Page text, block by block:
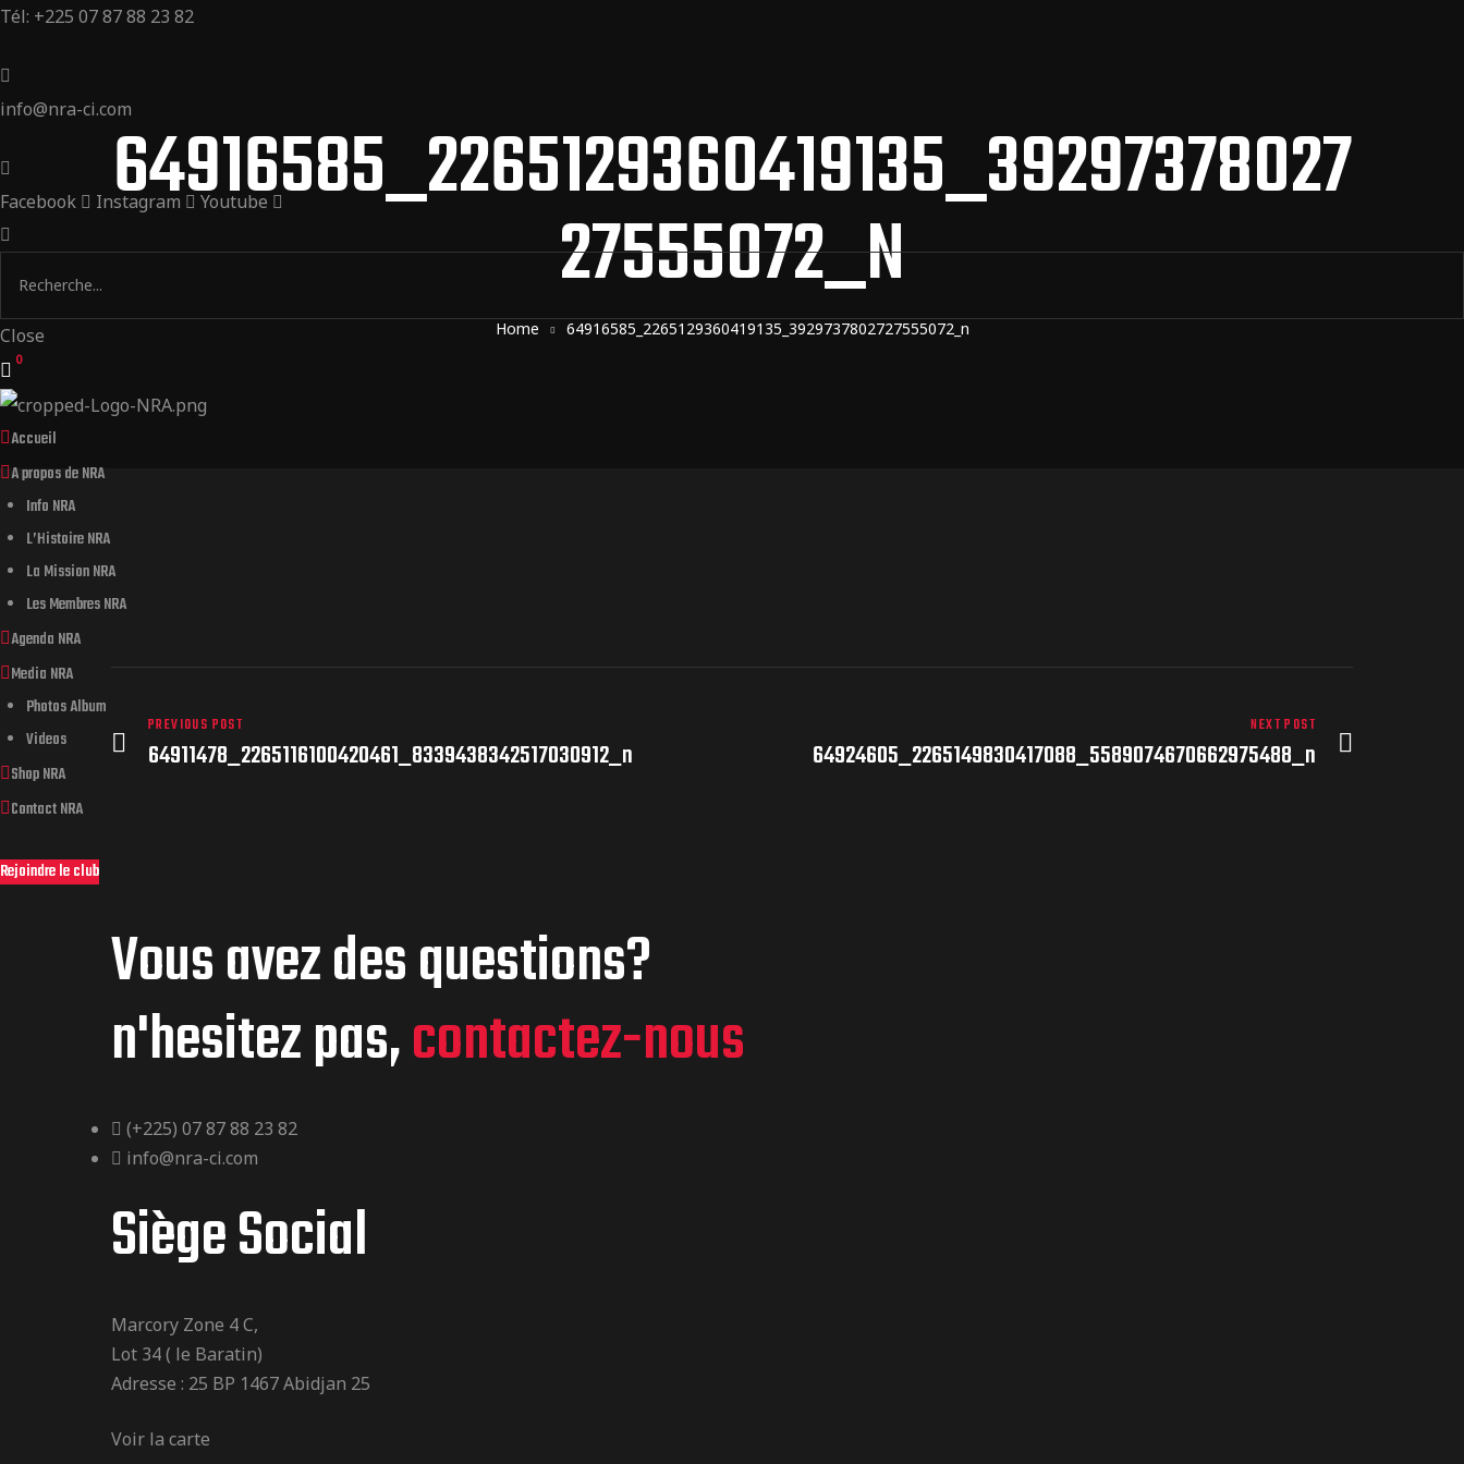
Tél: +225 07 87 88 23 82
info@nra-ci.com
Facebook Instagram Youtube
Close
0
Accueil
A propos de NRA
Info NRA
L’Histoire NRA
La Mission NRA
Les Membres NRA
Agenda NRA
Media NRA
Photos Album
Videos
Shop NRA
Contact NRA
Rejoindre le club
64916585_2265129360419135_39297378027
27555072_N
Home 64916585_2265129360419135_3929737802727555072_n
PREVIOUS POST
64911478_2265116100420461_8339438342517030912_n
NEXT POST
64924605_2265149830417088_5589074670662975488_n
Vous avez des questions?
n'hesitez pas,contactez-nous
(+225) 07 87 88 23 82
info@nra-ci.com
Siège Social
Marcory Zone 4 C,
Lot 34 ( le Baratin)
Adresse : 25 BP 1467 Abidjan 25
Voir la carte